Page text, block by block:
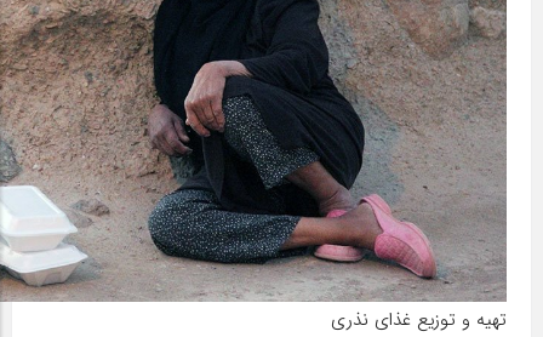
تهیه و توزیع غذای نذری